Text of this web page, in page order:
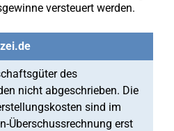
versteuert werden.
des
nicht abgeschrieben. Die
sind im
Überschussrechnung erst